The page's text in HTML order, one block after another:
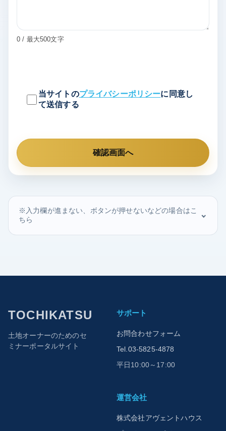
0 / 最大500文字
当サイトのプライバシーポリシーに同意し
て送信する
確認画面へ
※入力欄が進まない、ボタンが押せないなどの場合はこ
ちら
TOCHIKATSU
土地オーナーのためのセ
ミナーポータルサイト
サポート
お問合わせフォーム
Tel.03-5825-4878
平日10:00～17:00
運営会社
株式会社アヴェントハウス